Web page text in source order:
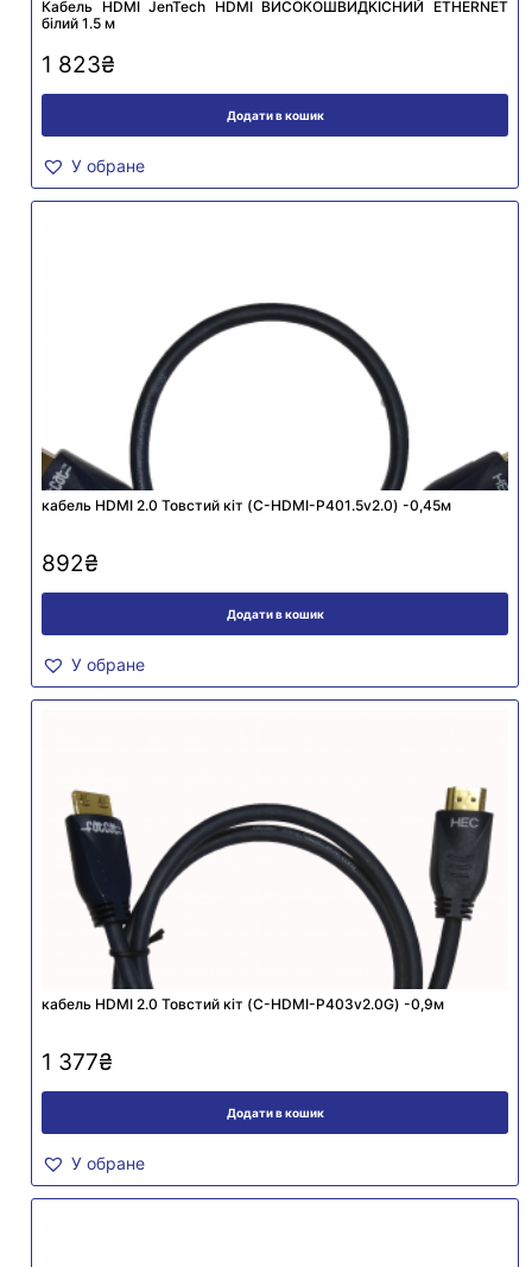
Кабель HDMI JenTech HDMI ВИСОКОШВИДКІСНИЙ ETHERNET
білий 1.5 м
1 823₴
Додати в кошик
У обране
кабель HDMI 2.0 Товстий кіт (C-HDMI-P401.5v2.0) -0,45м
892₴
Додати в кошик
У обране
кабель HDMI 2.0 Товстий кіт (C-HDMI-P403v2.0G) -0,9м
1 377₴
Додати в кошик
У обране